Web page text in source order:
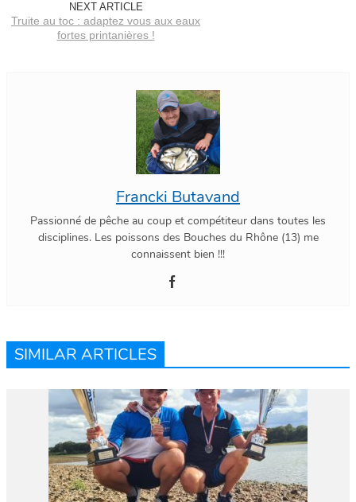
NEXT ARTICLE
Truite au toc : adaptez vous aux eaux
fortes printanières !
Francki Butavand
Passionné de pêche au coup et compétiteur dans toutes les
disciplines. Les poissons des Bouches du Rhône (13) me
connaissent bien !!!
SIMILAR ARTICLES